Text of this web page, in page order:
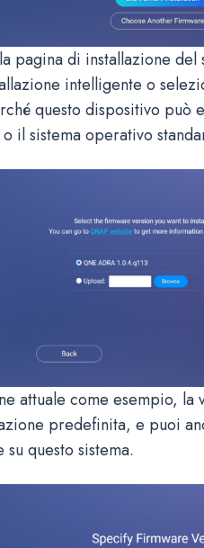
pagina di installazione
intelligente o
questo dispositivo
il sistema operativo
attuale come esempio, la
predefinita, e puoi
questo sistema.